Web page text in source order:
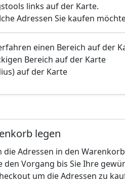
links auf der Karte.
Adressen Sie kaufen
einen Bereich auf der
Bereich auf der Karte
auf der Karte
legen
Adressen in den
Vorgang bis Sie Ihre
um die Adressen zu